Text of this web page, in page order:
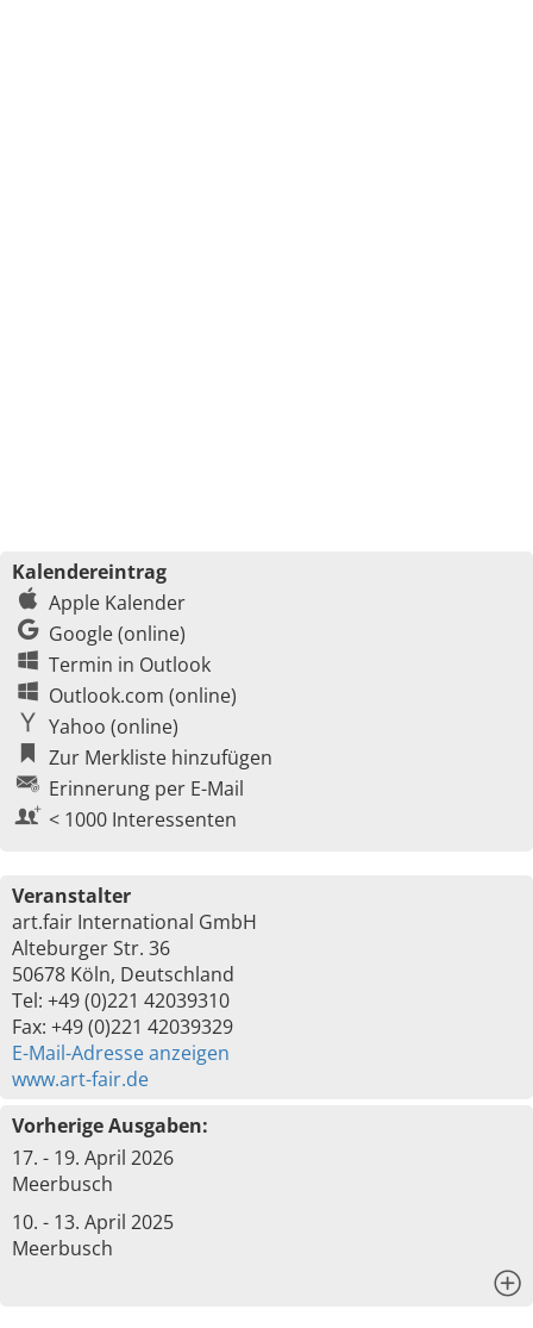
Kalendereintrag
Apple Kalender
Google (online)
Termin in Outlook
Outlook.com (online)
Yahoo (online)
Zur Merkliste hinzufügen
Erinnerung per E-Mail
< 1000 Interessenten
Veranstalter
art.fair International GmbH
Alteburger Str. 36
50678 Köln, Deutschland
Tel: +49 (0)221 42039310
Fax: +49 (0)221 42039329
E-Mail-Adresse anzeigen
www.art-fair.de
Vorherige Ausgaben:
17. - 19. April 2026
Meerbusch
10. - 13. April 2025
Meerbusch